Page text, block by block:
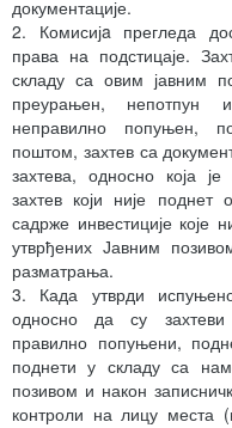
документације.
2. Комисијa прегледа
права на подстицаје.
складу са овим јавним
преурањен, непотпун
неправилно попуњен,
поштом, захтев са
захтева, односно која
захтев који није
садрже инвестиције које
утврђених Јавним
разматрања.
3. Када утврди
односно да су захтеви
правилно попуњени,
поднети у складу са
позивом и након
контроли на лицу места